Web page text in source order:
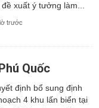
xuất ý tưởng làm...
trước
Quốc
định bổ sung định
4 khu lấn biển tại